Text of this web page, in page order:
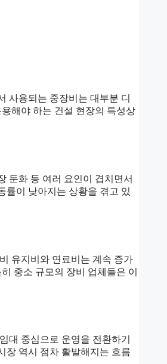
사용되는 중장비는 대부분 디
해야 하는 건설 현장의 특성상
둔화 등 여러 요인이 겹치면서
률이 낮아지는 상황을 겪고 있
유지비와 연료비는 계속 증가
중소 규모의 장비 업체들은 이
대 중심으로 운영을 전환하기
장 역시 점차 활발해지는 흐름